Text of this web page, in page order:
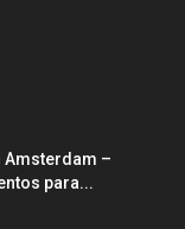
Amsterdam –
para...